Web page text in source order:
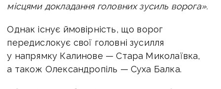
місцями докладання головних зусиль ворога».
Однак існує ймовірність, що ворог
передислокує свої головні зусилля
у напрямку Калинове — Стара Миколаївка,
а також Олександропіль — Суха Балка.